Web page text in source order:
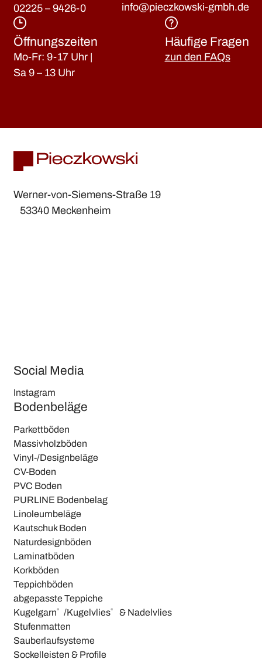
02225 – 9426-0 info@pieczkowski-gmbh.de
Öffnungszeiten
Mo-Fr: 9-17 Uhr |
Sa 9 – 13 Uhr
Häufige Fragen
zun den FAQs
Werner-von-Siemens-Straße 19
53340 Meckenheim
Social Media
Instagram
Bodenbeläge
Parkettböden
Massivholzböden
Vinyl-/Designbeläge
CV-Boden
PVC Boden
PURLINE Bodenbelag
Linoleumbeläge
Kautschuk Boden
Naturdesignböden
Laminatböden
Korkböden
Teppichböden
abgepasste Teppiche
Kugelgarn®/Kugelvlies® & Nadelvlies
Stufenmatten
Sauberlaufsysteme
Sockelleisten & Profile